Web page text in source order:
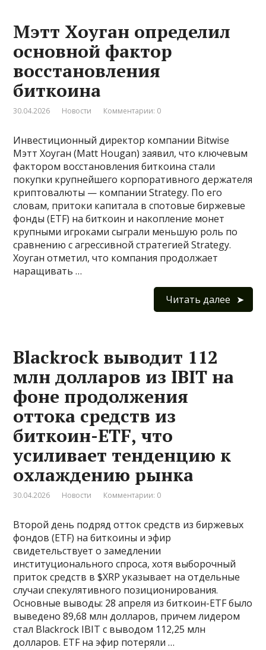
Мэтт Хоуган определил
основной фактор
восстановления
биткоина
30.04.2026 Новости Комментарии: 0
Инвестиционный директор компании Bitwise
Мэтт Хоуган (Matt Hougan) заявил, что ключевым
фактором восстановления биткоина стали
покупки крупнейшего корпоративного держателя
криптовалюты — компании Strategy. По его
словам, притоки капитала в спотовые биржевые
фонды (ETF) на биткоин и накопление монет
крупными игроками сыграли меньшую роль по
сравнению с агрессивной стратегией Strategy.
Хоуган отметил, что компания продолжает
наращивать …
Читать далее
Blackrock выводит 112
млн долларов из IBIT на
фоне продолжения
оттока средств из
биткоин-ETF, что
усиливает тенденцию к
охлаждению рынка
30.04.2026 Новости Комментарии: 0
Второй день подряд отток средств из биржевых
фондов (ETF) на биткоины и эфир
свидетельствует о замедлении
институционального спроса, хотя выборочный
приток средств в $XRP указывает на отдельные
случаи спекулятивного позиционирования.
Основные выводы: 28 апреля из биткоин-ETF было
выведено 89,68 млн долларов, причем лидером
стал Blackrock IBIT с выводом 112,25 млн
долларов. ETF на эфир потеряли …